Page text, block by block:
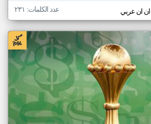
ان عربي عدد الكلمات: ٢٣١